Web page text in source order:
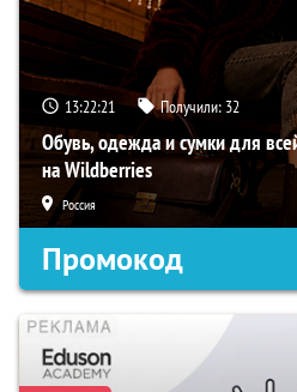
13:22:20 Получили: 32
Обувь, одежда и сумки для
на Wildberries
Россия
Промокод